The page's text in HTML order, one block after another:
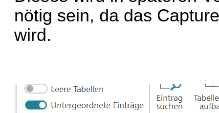
nötig sein, da das
wird.